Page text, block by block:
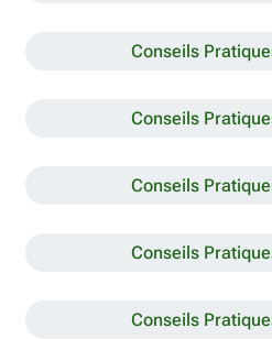
Conseils
Conseils
Conseils
Conseils
Conseils